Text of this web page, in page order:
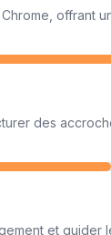
offrant
des
et guider